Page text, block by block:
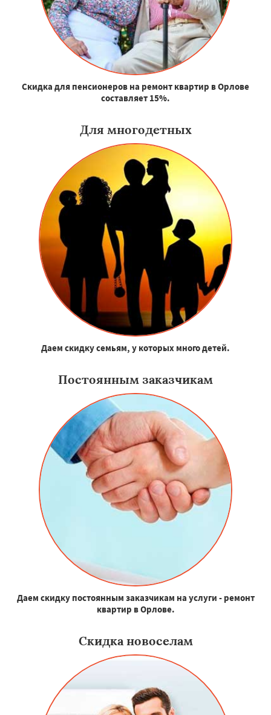
Скидка для пенсионеров на ремонт квартир в Орлове
составляет 15%.
Для многодетных
Даем скидку семьям, у которых много детей.
Постоянным заказчикам
Даем скидку постоянным заказчикам на услуги - ремонт
квартир в Орлове.
Скидка новоселам